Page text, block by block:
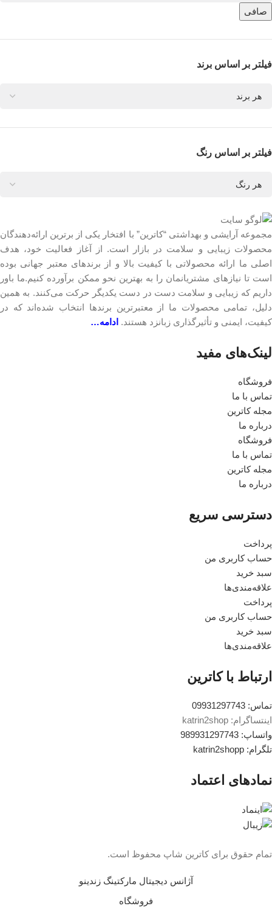
صافی
فیلتر بر اساس برند
فیلتر بر اساس رنگ
مجموعه آرایشی و بهداشتی “کاترین” با افتخار یکی از برترین ارائه‌دهندگان
محصولات زیبایی و سلامت در بازار است. از آغاز فعالیت خود، هدف
اصلی ما ارائه محصولاتی با کیفیت بالا و از برندهای معتبر جهانی بوده
است تا نیازهای مشتریانمان را به بهترین نحو ممکن برآورده کنیم.ما باور
داریم که زیبایی و سلامت دست در دست یکدیگر حرکت می‌کنند. به همین
دلیل، تمامی محصولات ما از معتبرترین برندها انتخاب شده‌اند که در
کیفیت، ایمنی و تأثیرگذاری زبانزد هستند. ادامه…
لینک‎‌های مفید
فروشگاه
تماس با ما
مجله کاترین
درباره ما
فروشگاه
تماس با ما
مجله کاترین
درباره ما
دسترسی سریع
پرداخت
حساب کاربری من
سبد خرید
علاقه‌مندی‌ها
پرداخت
حساب کاربری من
سبد خرید
علاقه‌مندی‌ها
ارتباط با کاترین
تماس: 09931297743
اینتساگرام: katrin2shop
واتساپ: 989931297743
تلگرام: katrin2shopp
نمادهای اعتماد
تمام حقوق برای کاترین شاپ محفوظ است.
آژانس دیجیتال مارکتینگ زندینو
فروشگاه